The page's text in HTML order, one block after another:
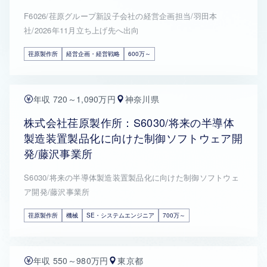
F6026/荏原グループ新設子会社の経営企画担当/羽田本
社/2026年11月立ち上げ先へ出向
荏原製作所 経営企画・経営戦略 600万～
年収 720～1,090万円 神奈川県
株式会社荏原製作所：S6030/将来の半導体
製造装置製品化に向けた制御ソフトウェア開
発/藤沢事業所
S6030/将来の半導体製造装置製品化に向けた制御ソフトウェ
ア開発/藤沢事業所
荏原製作所 機械 SE・システムエンジニア 700万～
年収 550～980万円 東京都